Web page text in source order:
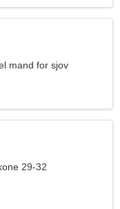
mand for sjov
29-32